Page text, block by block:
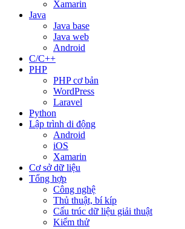
Xamarin
Java
Java base
Java web
Android
C/C++
PHP
PHP cơ bản
WordPress
Laravel
Python
Lập trình di động
Android
iOS
Xamarin
Cơ sở dữ liệu
Tổng hợp
Công nghệ
Thủ thuật, bí kíp
Cấu trúc dữ liệu giải thuật
Kiểm thử